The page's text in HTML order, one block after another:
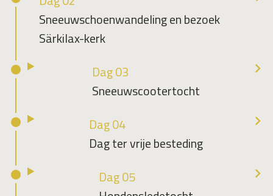
Sneeuwschoenwandeling en bezoek
Särkilax-kerk
Dag 03
Sneeuwscootertocht
Dag 04
Dag ter vrije besteding
Dag 05